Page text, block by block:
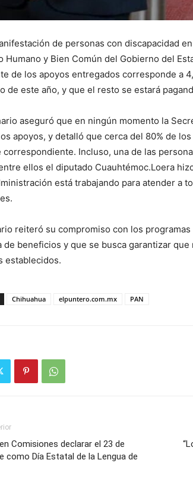
de personas con discapacidad
Humano y Bien Común del Gobierno del
de los apoyos entregados corresponde a
de este año, y que el resto se estará
aseguró que en ningún momento la
apoyos, y detalló que cerca del 80% de
correspondiente. Incluso, una de las
ellos el diputado Cuauhtémoc.Loera
está trabajando para atender a
reiteró su compromiso con los
de beneficios y que se busca garantizar
establecidos.
Chihuahua elpuntero.com.mx PAN
Comisiones declarar el 23 de
como Día Estatal de la Lengua de